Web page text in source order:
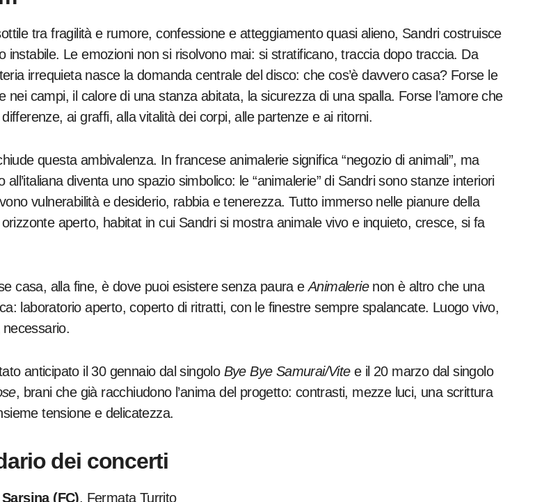
tra fragilità e rumore, confessione e atteggiamento quasi alieno, Sandri costruisce
instabile. Le emozioni non si risolvono mai: si stratificano, traccia dopo traccia. Da
irrequieta nasce la domanda centrale del disco: che cos’è davvero casa? Forse le
nei campi, il calore di una stanza abitata, la sicurezza di una spalla. Forse l’amore che
ai graffi, alla vitalità dei corpi, alle partenze e ai ritorni.
questa ambivalenza. In francese animalerie significa “negozio di animali”, ma
all’italiana diventa uno spazio simbolico: le “animalerie” di Sandri sono stanze interiori
vulnerabilità e desiderio, rabbia e tenerezza. Tutto immerso nelle pianure della
aperto, habitat in cui Sandri si mostra animale vivo e inquieto, cresce, si fa
casa, alla fine, è dove puoi esistere senza paura eAnimalerienon è altro che una
laboratorio aperto, coperto di ritratti, con le finestre sempre spalancate. Luogo vivo,
anticipato il 30 gennaio dal singolo Bye Bye Samurai/Vitee il 20 marzo dal singolo
, brani che già racchiudono l’anima del progetto: contrasti, mezze luci, una scrittura
tensione e delicatezza.
dei concerti
Sarsina (FC), Fermata Turrito